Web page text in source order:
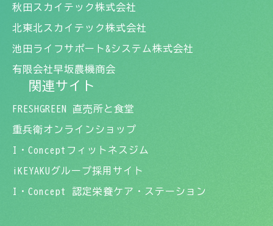
秋田スカイテック株式会社
北東北スカイテック株式会社
池田ライフサポート&システム株式会社
有限会社早坂農機商会
関連サイト
FRESHGREEN 直売所と食堂
重兵衛オンラインショップ
I・Conceptフィットネスジム
iKEYAKUグループ採用サイト
I・Concept 認定栄養ケア・ステーション